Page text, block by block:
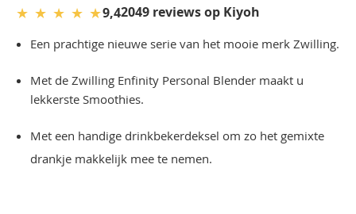
★ ★ ★ ★ ★9,42049 reviews op Kiyoh
Een prachtige nieuwe serie van het mooie merk Zwilling.
Met de Zwilling Enfinity Personal Blender maakt u
lekkerste Smoothies.
Met een handige drinkbekerdeksel om zo het gemixte
drankje makkelijk mee te nemen.